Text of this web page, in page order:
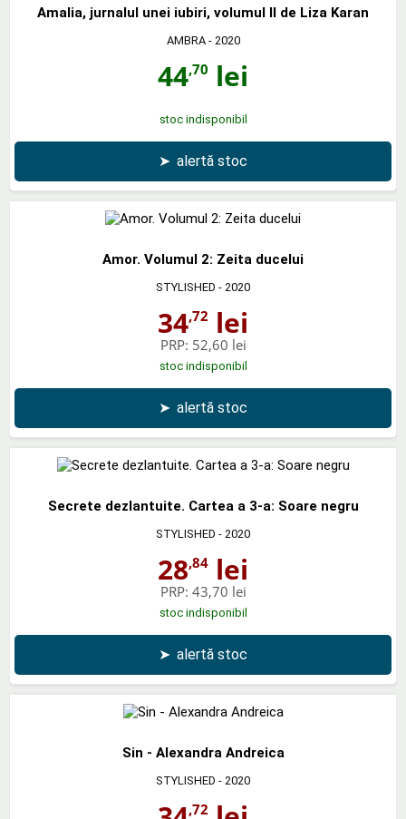
Amalia, jurnalul unei iubiri, volumul II de Liza Karan
AMBRA- 2020
44,70 lei
stoc indisponibil
➤ alertă stoc
Amor. Volumul 2: Zeita ducelui
STYLISHED - 2020
34,72 lei
PRP: 52,60 lei
stoc indisponibil
➤ alertă stoc
Secrete dezlantuite. Cartea a 3-a: Soare negru
STYLISHED - 2020
28,84 lei
PRP: 43,70 lei
stoc indisponibil
➤ alertă stoc
Sin - Alexandra Andreica
STYLISHED - 2020
,72